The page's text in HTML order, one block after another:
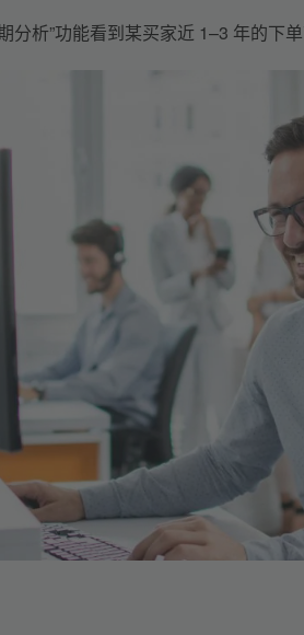
分析”功能看到某买家近 1–3 年的下